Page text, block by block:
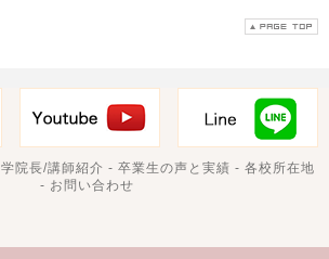
学院長/講師紹介 - 卒業生の声と実績 - 各校所在地
- お問い合わせ